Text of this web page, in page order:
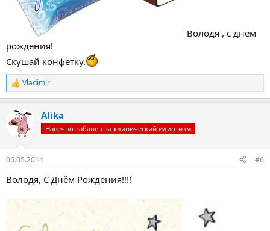
Володя , с днем
рождения!
Скушай конфетку.
Р
е
ц
Vladimir
Alika
Навечно забанен за клинический идиотизм
06.05.2014 #6
Володя, С Днём Рождения!!!!